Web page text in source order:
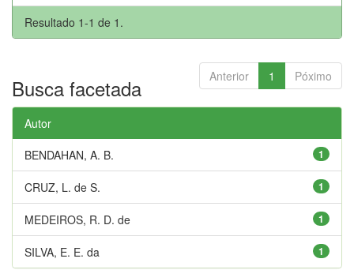
Resultado 1-1 de 1.
Anterior 1 Póximo
Busca facetada
Autor
1
BENDAHAN, A. B.
1
CRUZ, L. de S.
1
MEDEIROS, R. D. de
1
SILVA, E. E. da